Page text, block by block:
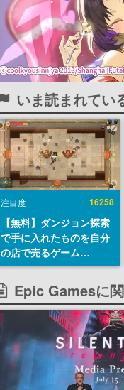
いま読まれてい
注目度 16258
【無料】ダンジョン探索
で手に入れたものを自分
の店で売るゲーム
『Moonlighter』が
Steamにて無料配布中！
続編『Moonlighter 2』
の9月2日正式リリースを
記念したキャンペーン
Epic Gamesに